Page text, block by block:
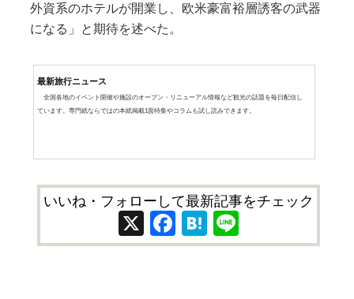
外資系のホテルが開業し、欧米豪富裕層誘客の武器
になる」と期待を述べた。
最新旅行ニュース
全国各地のイベント開催や施設のオープン・リニューアル情報など観光の話題を毎日配信し
ています。専門紙ならではの本紙掲載1面特集やコラムも試し読みできます。
いいね・フォローして最新記事をチェック
X Facebook
Hatena